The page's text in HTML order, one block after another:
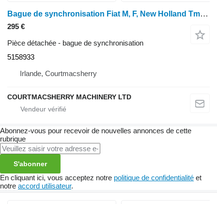
Bague de synchronisation Fiat M, F, New Holland Tm, Série 60 F130, F100, 8160, F120 Synchroni 5158933 pour tracteur à roues New Holland TM115, TM120, TM125, TM130, TM140
295 €
Pièce détachée - bague de synchronisation
5158933
Irlande, Courtmacsherry
COURTMACSHERRY MACHINERY LTD
Abonnez-vous pour recevoir de nouvelles annonces de cette
rubrique
S'abonner
En cliquant ici, vous acceptez notre politique de confidentialité et
notre accord utilisateur.